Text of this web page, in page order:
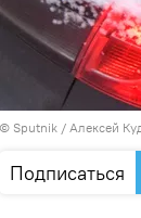
© Sputnik / Алексей
Подписаться